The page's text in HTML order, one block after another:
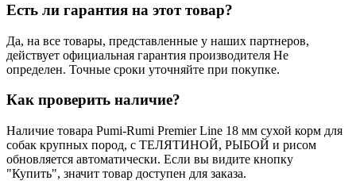
Есть ли гарантия на этот товар?
Да, на все товары, представленные у наших партнеров,
действует официальная гарантия производителя Не
определен. Точные сроки уточняйте при покупке.
Как проверить наличие?
Наличие товара Pumi-Rumi Premier Line 18 мм сухой корм для
собак крупных пород, с ТЕЛЯТИНОЙ, РЫБОЙ и рисом
обновляется автоматически. Если вы видите кнопку
"Купить", значит товар доступен для заказа.